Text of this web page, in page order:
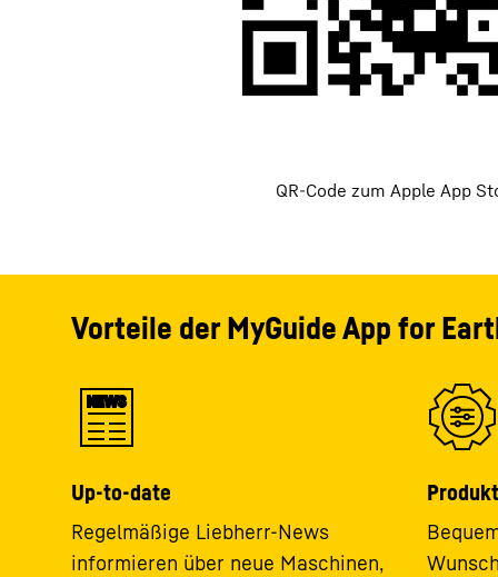
QR-Code zum Apple App
Vorteile der MyGuide App for
NEWS
Up-to-date
Regelmäßige Liebherr-News
informieren über neue Maschinen,